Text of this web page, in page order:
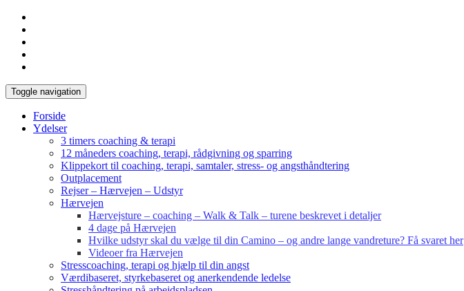
Toggle navigation
Forside
Ydelser
3 timers coaching & terapi
12 måneders coaching, terapi, rådgivning og sparring
Klippekort til coaching, terapi, samtaler, stress- og angsthåndtering
Outplacement
Rejser – Hærvejen – Udstyr
Hærvejen
Hærvejsture – coaching – Walk & Talk – turene beskrevet i detaljer
4 dage på Hærvejen
Hvilke udstyr skal du vælge til din Camino – og andre lange vandreture? Få svaret her
Videoer fra Hærvejen
Stresscoaching, terapi og hjælp til din angst
Værdibaseret, styrkebaseret og anerkendende ledelse